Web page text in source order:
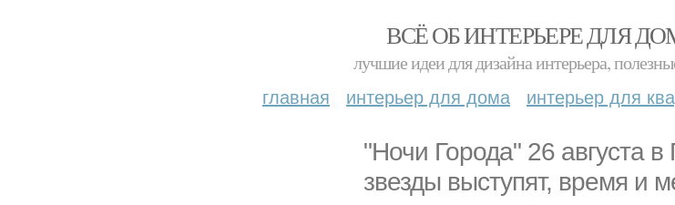
ВСЁ ОБ ИНТЕРЬЕРЕ ДЛЯ
лучшие идеи для дизайна интерьера,
главная интерьер для дома интерьер для
"Ночи Города" 26 августа
звезды выступят, время и